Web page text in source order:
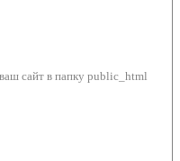
сайт в папку public_html